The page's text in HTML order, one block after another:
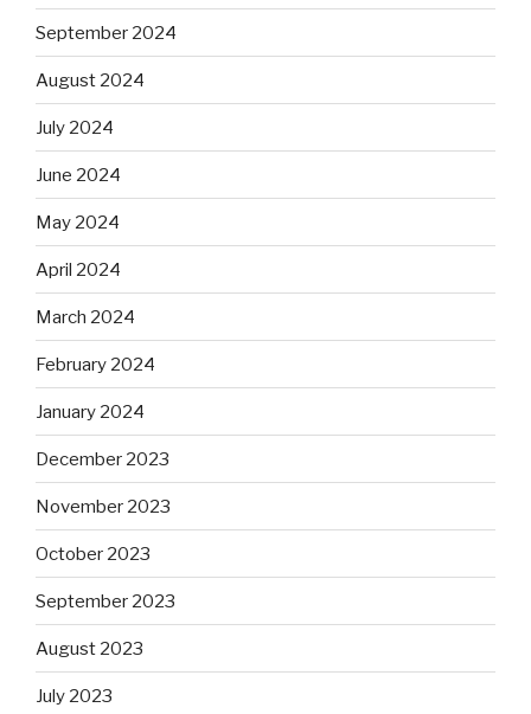
September 2024
August 2024
July 2024
June 2024
May 2024
April 2024
March 2024
February 2024
January 2024
December 2023
November 2023
October 2023
September 2023
August 2023
July 2023